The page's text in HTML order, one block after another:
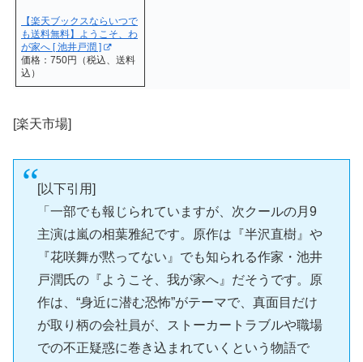
【楽天ブックスならいつで
も送料無料】ようこそ、わ
が家へ [ 池井戸潤 ]
価格：750円（税込、送料
込）
[楽天市場]
[以下引用]
「一部でも報じられていますが、次クールの月9
主演は嵐の相葉雅紀です。原作は『半沢直樹』や
『花咲舞が黙ってない』でも知られる作家・池井
戸潤氏の『ようこそ、我が家へ』だそうです。原
作は、“身近に潜む恐怖”がテーマで、真面目だけ
が取り柄の会社員が、ストーカートラブルや職場
での不正疑惑に巻き込まれていくという物語で